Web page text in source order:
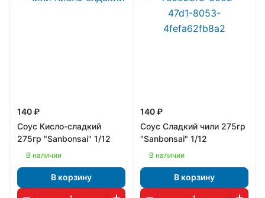
140 ₽
Соус Кисло-сладкий
275гр "Sanbonsai" 1/12
В наличии
В корзину
140 ₽
Соус Сладкий чили 275гр
"Sanbonsai" 1/12
В наличии
В корзину